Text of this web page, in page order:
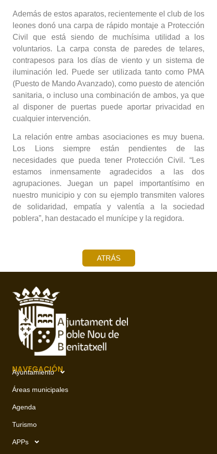
Además de estos aparatos, recientemente el club de los
leones donó una carpa de rápido montaje a Protección
Civil que está siendo de muchísima utilidad a los
voluntarios. La carpa consta de paredes de telares,
contrapesos para los días de viento y un sistema de
iluminación led. Puede ser utilizada tanto como PMA
(Puesto de Mando Avanzado), como puesto de atención
sanitaria, o incluso una combinación de ambos, ya que
al disponer de puertas puede aportar privacidad en
cualquier intervención.
La relación entre ambas asociaciones es muy buena.
Los Lions siempre están pendientes de las
necesidades que pueda tener Protección Civil. “Les
estamos inmensamente agradecidos a las dos
agrupaciones. Juegan un papel importantísimo en
nuestro municipio y con su ejemplo transmiten valores
de solidaridad, empatía y valentía a la sociedad
poblera”, han destacado el munícipe y la regidora.
ATRÁS
NAVEGACIÓN
Ayuntamiento
Áreas municipales
Agenda
Turismo
APPs